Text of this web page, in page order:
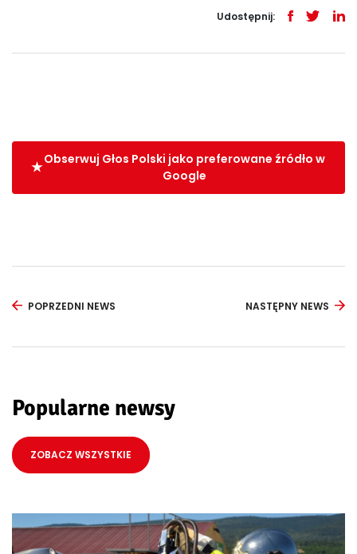
Udostępnij:
Obserwuj Głos Polski jako preferowane źródło w
Google
POPRZEDNI NEWS NASTĘPNY NEWS
Popularne newsy
ZOBACZ WSZYSTKIE